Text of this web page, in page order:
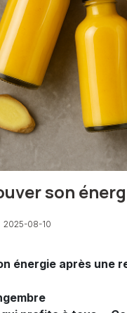
son
2025-08-10
énergie après une